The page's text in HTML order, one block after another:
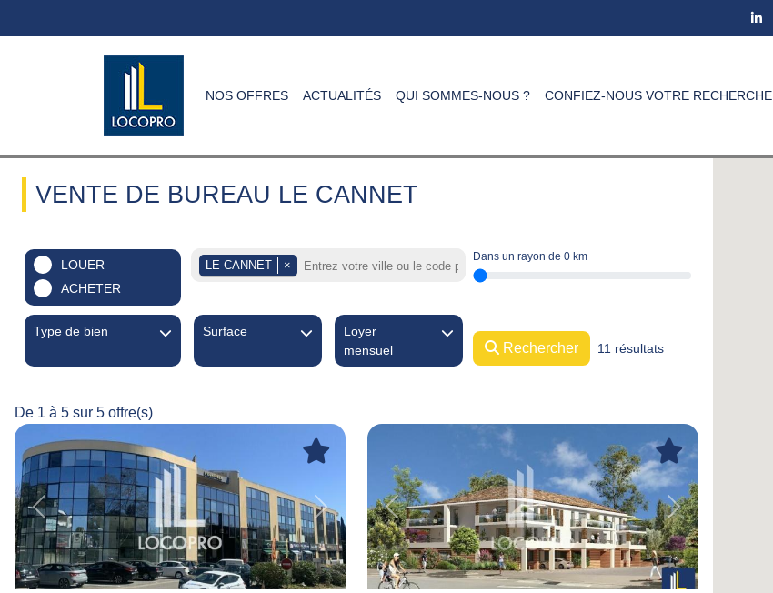
NOS OFFRES ACTUALITÉS QUI SOMMES-NOUS ? CONFIEZ-NOUS VOTRE RECHERCHE
VENTE DE BUREAU LE CANNET
Type de bien Surface
LOUER
ACHETER
Loyer
mensuel
LE CANNET ×
Dans un rayon de 0 km
Rechercher 11 résultats
De 1 à 5 sur 5 offre(s)
Previous Next Previous Next